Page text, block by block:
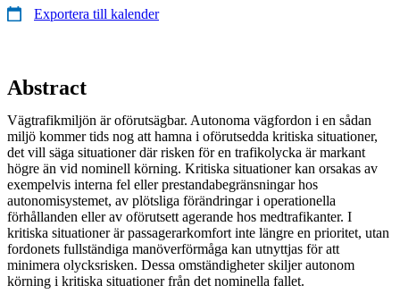
Exportera till kalender
Abstract
Vägtrafikmiljön är oförutsägbar. Autonoma vägfordon i en sådan
miljö kommer tids nog att hamna i oförutsedda kritiska situationer,
det vill säga situationer där risken för en trafikolycka är markant
högre än vid nominell körning. Kritiska situationer kan orsakas av
exempelvis interna fel eller prestandabegränsningar hos
autonomisystemet, av plötsliga förändringar i operationella
förhållanden eller av oförutsett agerande hos medtrafikanter. I
kritiska situationer är passagerarkomfort inte längre en prioritet, utan
fordonets fullständiga manöverförmåga kan utnyttjas för att
minimera olycksrisken. Dessa omständigheter skiljer autonom
körning i kritiska situationer från det nominella fallet.